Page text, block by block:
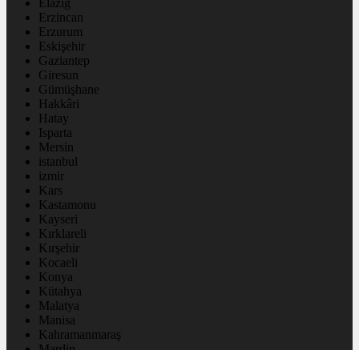
Elazığ
Erzincan
Erzurum
Eskişehir
Gaziantep
Giresun
Gümüşhane
Hakkâri
Hatay
Isparta
Mersin
istanbul
izmir
Kars
Kastamonu
Kayseri
Kırklareli
Kırşehir
Kocaeli
Konya
Kütahya
Malatya
Manisa
Kahramanmaraş